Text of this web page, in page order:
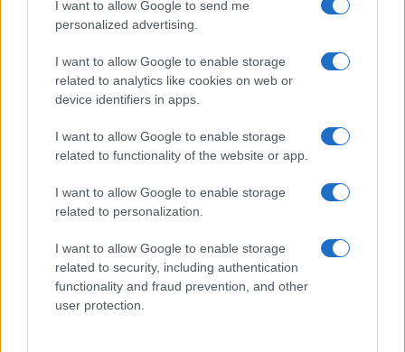
I want to allow Google to send me
personalized advertising.
I want to allow Google to enable storage
related to analytics like cookies on web or
device identifiers in apps.
I want to allow Google to enable storage
related to functionality of the website or app.
I want to allow Google to enable storage
related to personalization.
I want to allow Google to enable storage
related to security, including authentication
functionality and fraud prevention, and other
user protection.
izbrati material, polnilo in
izvedbo
Koroške reke so opazno upadle,
zadnja dva tedna skoraj brez
dežja
Po šestih letih se na Gmajno
vrača Dežela škratov
Brezplačna osvežitev: Skočite v
bazen v Slovenj Gradcu in na
Ravnah